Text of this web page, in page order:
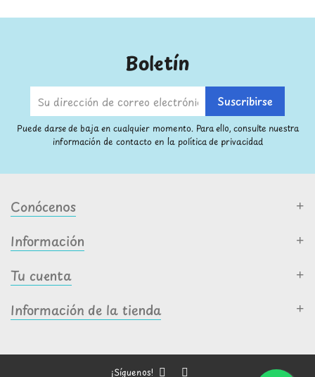
Boletín
Puede darse de baja en cualquier momento. Para ello, consulte nuestra
información de contacto en la política de privacidad
Conócenos
Información
Tu cuenta
Información de la tienda
¡Síguenos!